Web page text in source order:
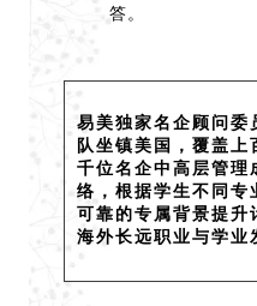
答。
易美独家名企顾问委
队坐镇美国，覆盖上
千位名企中高层管理
络，根据学生不同专
可靠的专属背景提升
海外长远职业与学业